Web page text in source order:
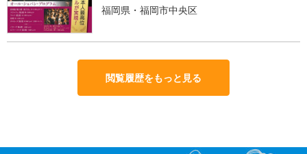
福岡県・福岡市中央区
閲覧履歴をもっと見る